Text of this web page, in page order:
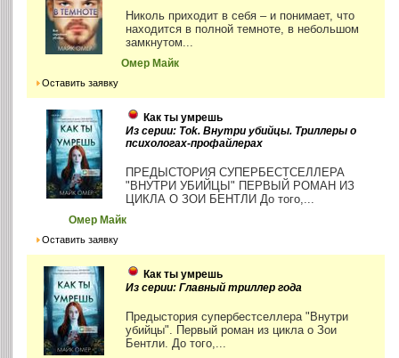
Николь приходит в себя – и понимает, что
находится в полной темноте, в небольшом
замкнутом...
Омер Майк
Оставить заявку
Как ты умрешь
Из серии: Tok. Внутри убийцы. Триллеры о
психологах-профайлерах
ПРЕДЫСТОРИЯ СУПЕРБЕСТСЕЛЛЕРА
"ВНУТРИ УБИЙЦЫ" ПЕРВЫЙ РОМАН ИЗ
ЦИКЛА О ЗОИ БЕНТЛИ До того,...
Омер Майк
Оставить заявку
Как ты умрешь
Из серии: Главный триллер года
Предыстория супербестселлера "Внутри
убийцы". Первый роман из цикла о Зои
Бентли. До того,...